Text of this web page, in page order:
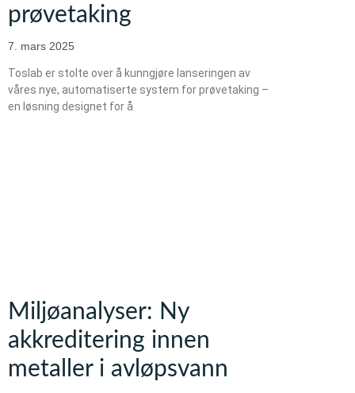
prøvetaking
7. mars 2025
Toslab er stolte over å kunngjøre lanseringen av
våres nye, automatiserte system for prøvetaking –
en løsning designet for å
Miljøanalyser: Ny
akkreditering innen
metaller i avløpsvann